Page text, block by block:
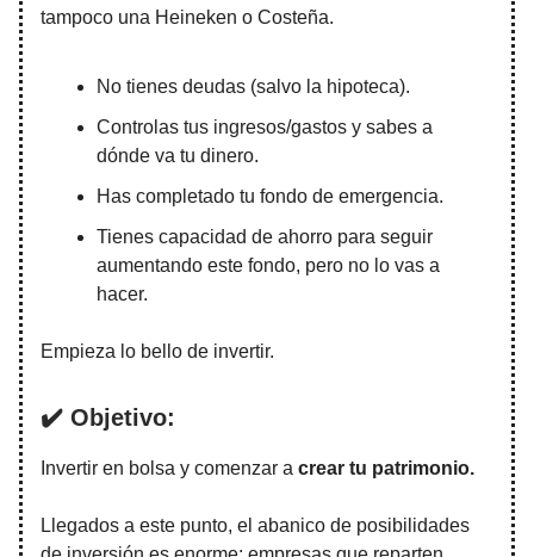
tampoco una Heineken o Costeña.
No tienes deudas (salvo la hipoteca).
Controlas tus ingresos/gastos y sabes a
dónde va tu dinero.
Has completado tu fondo de emergencia.
Tienes capacidad de ahorro para seguir
aumentando este fondo, pero no lo vas a
hacer.
Empieza lo bello de invertir.
✔️ Objetivo:
Invertir en bolsa y comenzar a crear tu patrimonio.
Llegados a este punto, el abanico de posibilidades